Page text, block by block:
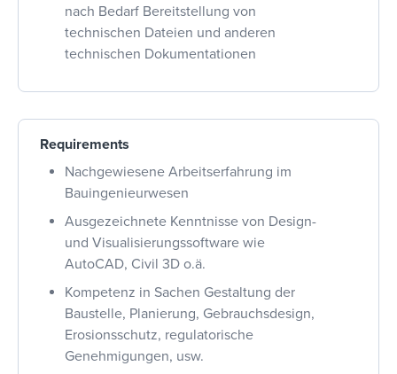
nach Bedarf Bereitstellung von
technischen Dateien und anderen
technischen Dokumentationen
Requirements
Nachgewiesene Arbeitserfahrung im
Bauingenieurwesen
Ausgezeichnete Kenntnisse von Design-
und Visualisierungssoftware wie
AutoCAD, Civil 3D o.ä.
Kompetenz in Sachen Gestaltung der
Baustelle, Planierung, Gebrauchsdesign,
Erosionsschutz, regulatorische
Genehmigungen, usw.